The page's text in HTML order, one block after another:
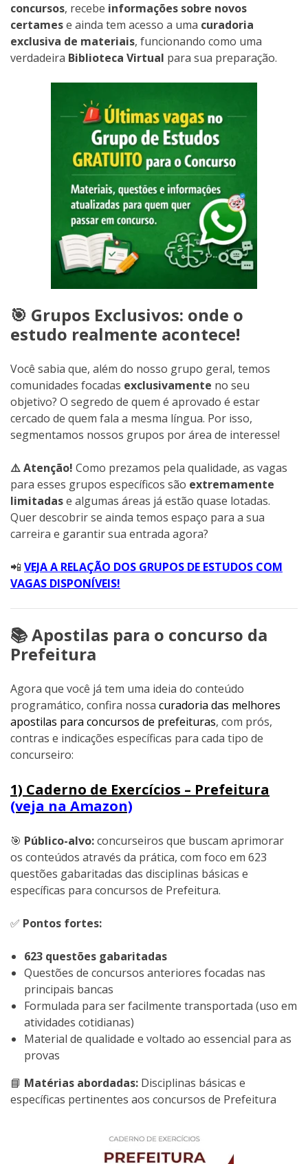
concursos, recebe informações sobre novos
certamese ainda tem acesso a uma curadoria
exclusiva de materiais, funcionando como uma
verdadeira Biblioteca Virtual para sua preparação.
🎯 Grupos Exclusivos: onde o
estudo realmente acontece!
Você sabia que, além do nosso grupo geral, temos
comunidades focadas exclusivamente no seu
objetivo? O segredo de quem é aprovado é estar
cercado de quem fala a mesma língua. Por isso,
segmentamos nossos grupos por área de interesse!
⚠️ Atenção! Como prezamos pela qualidade, as vagas
para esses grupos específicos são extremamente
limitadase algumas áreas já estão quase lotadas.
Quer descobrir se ainda temos espaço para a sua
carreira e garantir sua entrada agora?
📲 VEJA A RELAÇÃO DOS GRUPOS DE ESTUDOS COM
VAGAS DISPONÍVEIS!
📚 Apostilas para o concurso da
Prefeitura
Agora que você já tem uma ideia do conteúdo
programático, confira nossa curadoria das melhores
apostilas para concursos de prefeituras, com prós,
contras e indicações específicas para cada tipo de
concurseiro:
1) Caderno de Exercícios – Prefeitura
(veja na Amazon)
🎯 Público-alvo:concurseiros que buscam aprimorar
os conteúdos através da prática, com foco em 623
questões gabaritadas das disciplinas básicas e
específicas para concursos de Prefeitura.
✅ Pontos fortes:
623 questões gabaritadas
Questões de concursos anteriores focadas nas
principais bancas
Formulada para ser facilmente transportada (uso em
atividades cotidianas)
Material de qualidade e voltado ao essencial para as
provas
📘 Matérias abordadas: Disciplinas básicas e
específicas pertinentes aos concursos de Prefeitura